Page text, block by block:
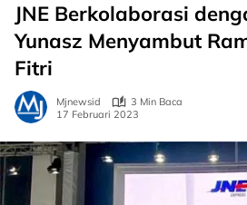
JNE Berkolaborasi
Yunasz Menyambut
Fitri
Mjnewsid
3 Min Baca
17 Februari 2023